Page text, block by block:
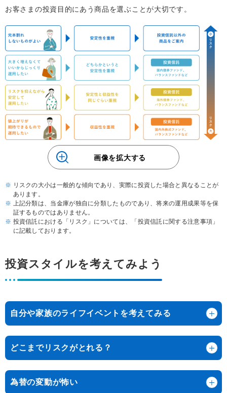
お客さまの投資目的にあう商品を選ぶことが大切です。
画像を拡大する
リスクの大小は一般的な傾向であり、実際に投資した場合と異なることが
あります。
上記分類は、当金庫が独自に分類したものであり、将来の運用成果等を保
証するものではありません。
投資信託における「リスク」については、「投資信託に関する注意事項」
に記載しております。
投資スタイルを考えてみよう
自分や家族のライフイベントを考えてみる
どこまでリスクがとれる？
為替の変動が怖い